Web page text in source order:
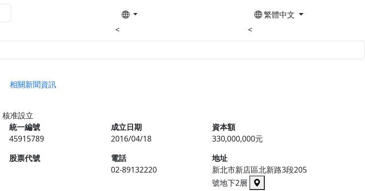
<
繁體中文
<
相關新聞資訊
核准設立
統一編號
45915789
成立日期
2016/04/18
資本額
330,000,000元
股票代號
電話
02-89132220
地址
新北市新店區北新路3段205
號地下2層